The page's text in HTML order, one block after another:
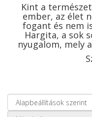
Kint a
ember, az élet
fogant és nem
Hargita, a sok
nyugalom, mely